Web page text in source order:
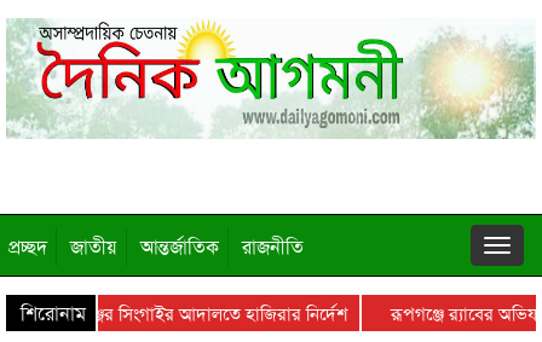
প্রচ্ছদ জাতীয় আন্তর্জাতিক রাজনীতি
শিরোনাম সিংগাইর আদালতে হাজিরার নির্দেশ রূপগঞ্জে র‍্যাবের